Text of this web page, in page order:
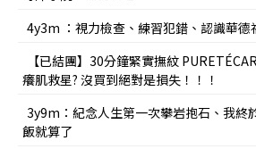
4y3m ：視力檢查、練習犯錯、認識華德
【已結團】30分鐘緊實撫紋
癢肌救星? 沒買到絕對是損失！！！
3y9m：紀念人生第一次攀岩抱石、我終
飯就算了